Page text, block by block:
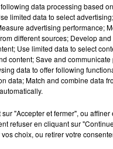
data processing based
limited data to select
advertising performance;
different sources; Develop
Use limited data to select
content; Save and
data to offer following
data; Match and combine data
"Accepter et fermer", ou
refuser en cliquant sur
choix, ou retirer votre